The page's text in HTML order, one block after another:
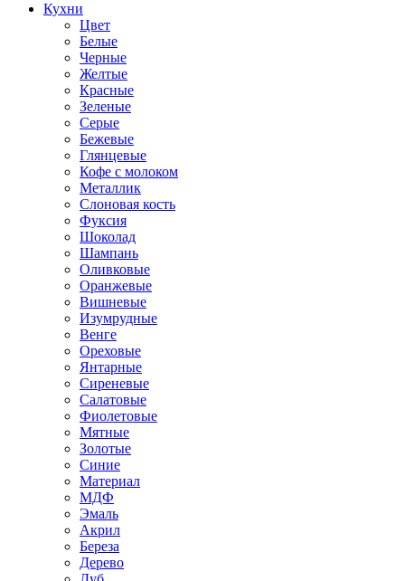
Кухни
Цвет
Белые
Черные
Желтые
Красные
Зеленые
Серые
Бежевые
Глянцевые
Кофе с молоком
Металлик
Слоновая кость
Фуксия
Шоколад
Шампань
Оливковые
Оранжевые
Вишневые
Изумрудные
Венге
Ореховые
Янтарные
Сиреневые
Салатовые
Фиолетовые
Мятные
Золотые
Синие
Материал
МДФ
Эмаль
Акрил
Береза
Дерево